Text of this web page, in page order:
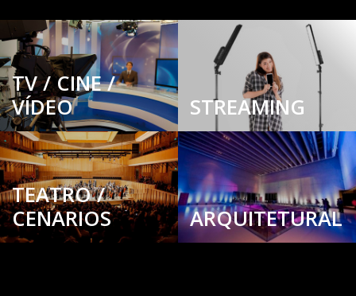
TV / CINE /
VÍDEO
STREAMING
TEATRO /
CENARIOS
ARQUITETURAL